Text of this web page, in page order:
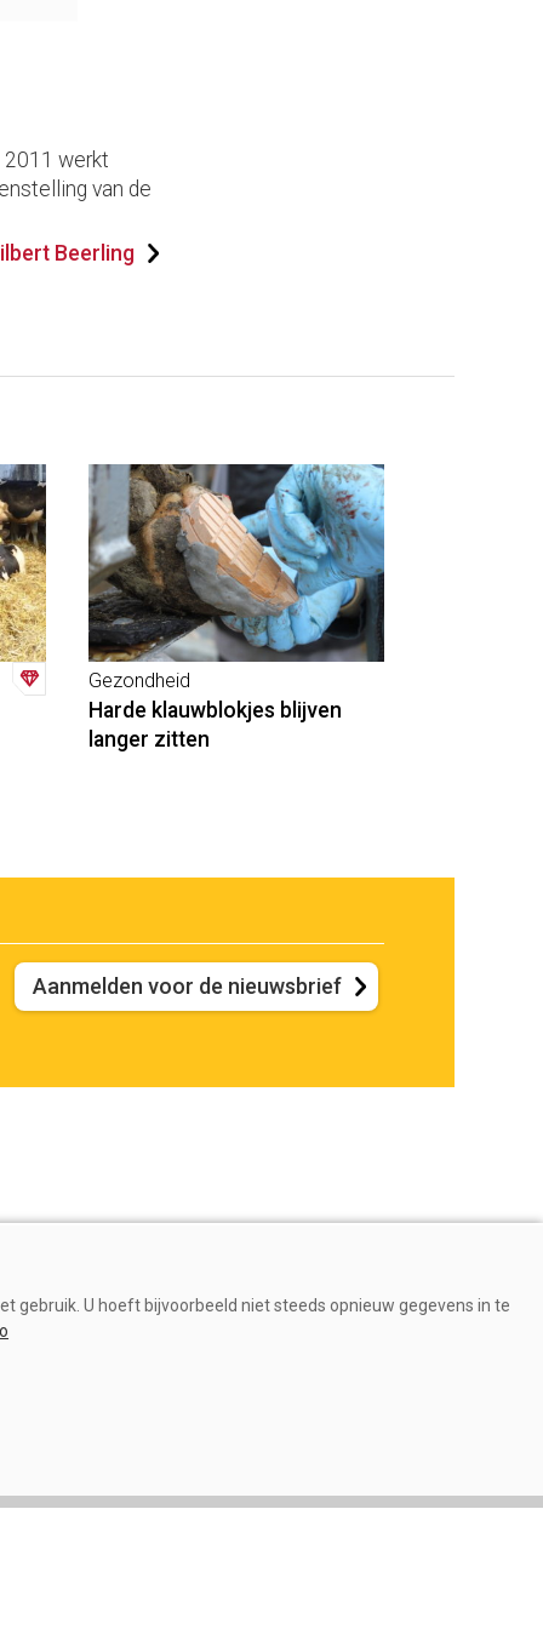
2011 werkt
van de
Beerling
Gezondheid
Harde klauwblokjes blijven
langer zitten
Aanmelden voor de nieuwsbrief
transitiemanagement niet
gebruik. U hoeft bijvoorbeeld niet steeds opnieuw gegevens in te